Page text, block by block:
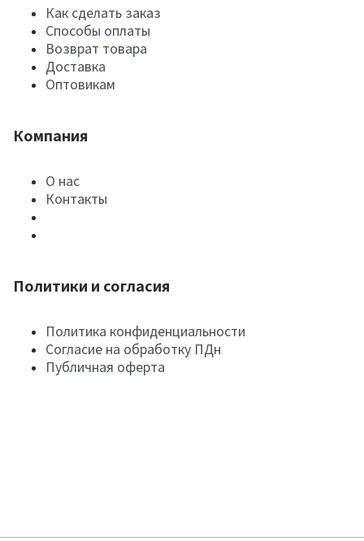
Как сделать заказ
Способы оплаты
Возврат товара
Доставка
Оптовикам
Компания
О нас
Контакты
Политики и согласия
Политика конфиденциальности
Согласие на обработку ПДн
Публичная оферта